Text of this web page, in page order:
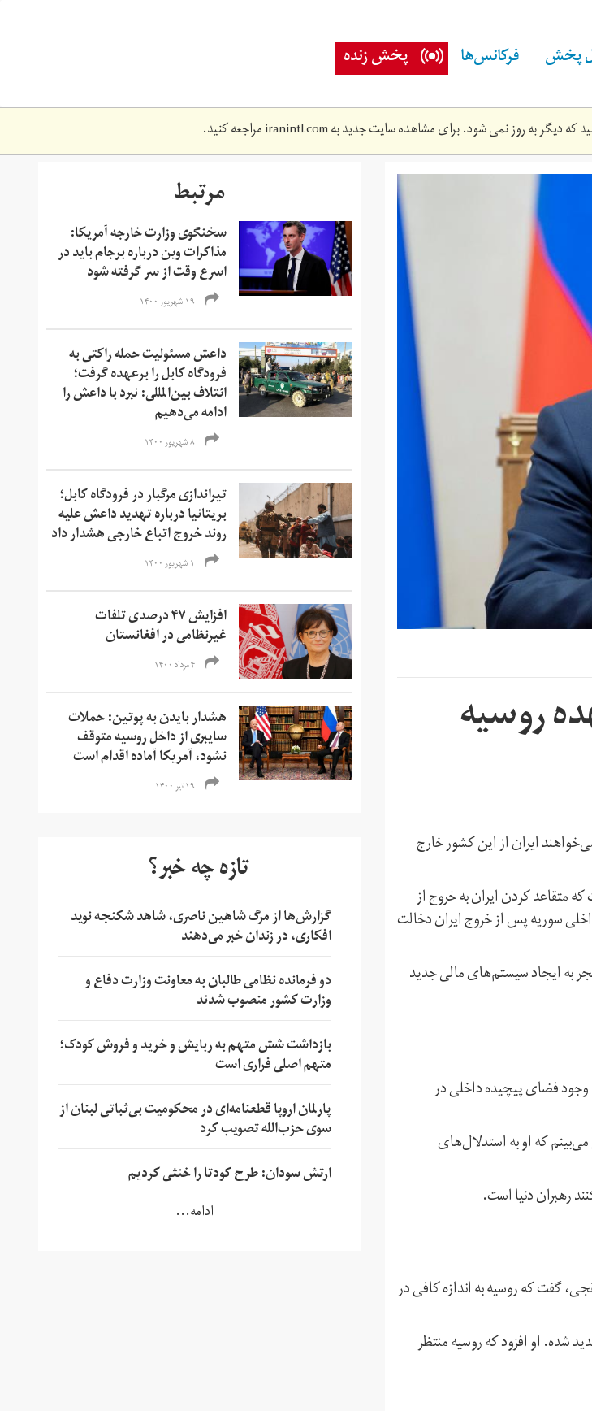
پخش فرکانس‌ها پخش زنده
که دیگر به روز نمی شود. برای مشاهده سایت جدید بهiranintl.comمراجعه کنید.
روسیه
ایران از این کشور خارج
گفت که متقاعد کردن ایران به خروج از
سوریه پس از خروج ایران دخالت
به ایجاد سیستم‌های مالی جدید
فضای پیچیده داخلی در
که او به استدلال‌های
رهبران دنیا است.
گفت که روسیه به اندازه کافی در
شده. او افزود که روسیه منتظر
مرتبط
سخنگوی وزارت خارجه آمریکا:
مذاکرات وین درباره برجام باید در
اسرع وقت از سر گرفته شود
۱۹ شهریور ۱۴۰۰
داعش مسئولیت حمله راکتی به
فرودگاه کابل را برعهده گرفت؛
ائتلاف بین‌المللی: نبرد با داعش را
ادامه می‌دهیم
۸ شهریور ۱۴۰۰
تیراندازی مرگبار در فرودگاه کابل؛
بریتانیا درباره تهدید داعش علیه
روند خروج اتباع خارجی هشدار داد
۱ شهریور ۱۴۰۰
افزایش ۴۷ درصدی تلفات
غیرنظامی در افغانستان
۴ مرداد ۱۴۰۰
هشدار بایدن به پوتین: حملات
سایبری از داخل روسیه متوقف
نشود، آمریکا آماده اقدام است
۱۹ تیر ۱۴۰۰
تازه چه خبر؟
گزارش‌ها از مرگ شاهین ناصری، شاهد شکنجه نوید
افکاری، در زندان خبر می‌دهند
دو فرمانده نظامی طالبان به معاونت وزارت دفاع و
وزارت کشور منصوب شدند
بازداشت شش متهم به ربایش و خرید و فروش کودک؛
متهم اصلی فراری است
پارلمان اروپا قطعنامه‌ای در محکومیت بی‌ثباتی لبنان از
سوی حزب‌الله تصویب کرد
ارتش سودان: طرح کودتا را خنثی کردیم
ادامه...